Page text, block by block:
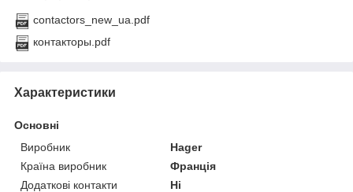
contactors_new_ua.pdf
контакторы.pdf
Характеристики
Основні
Виробник
Hager
Країна виробник
Франція
Додаткові контакти
Ні